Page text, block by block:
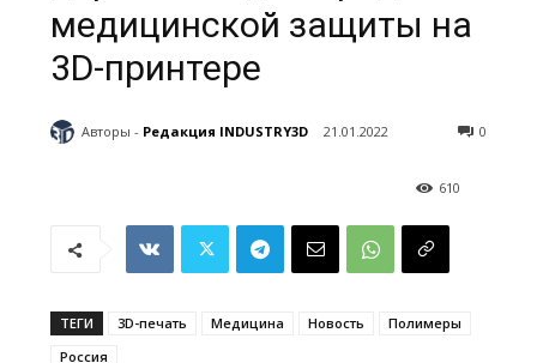
медицинской защиты на
3D-принтере
Авторы - Редакция INDUSTRY3D 21.01.2022 0
610
ТЕГИ 3D-печать Медицина Новость
Полимеры
Россия